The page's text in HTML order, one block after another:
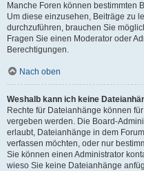
Manche Foren können bestimmten
Um diese einzusehen, Beiträge zu
durchzuführen, brauchen Sie
Fragen Sie einen Moderator oder
Berechtigungen.
Nach oben
Weshalb kann ich keine
Rechte für Dateianhänge können
vergeben werden. Die Board-
erlaubt, Dateianhänge in dem
verfassen möchten, oder nur
Sie können einen Administrator
wieso Sie keine Dateianhänge